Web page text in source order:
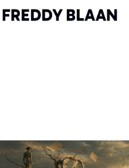
Personajes